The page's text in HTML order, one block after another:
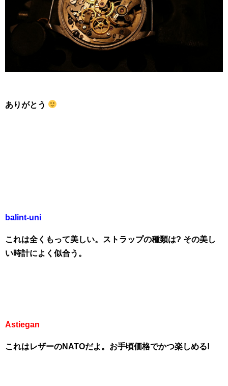
ありがとう
balint-uni
これは全くもって美しい。ストラップの種類は? その美し
い時計によく似合う。
Astiegan
これはレザーのNATOだよ。お手頃価格でかつ楽しめる!